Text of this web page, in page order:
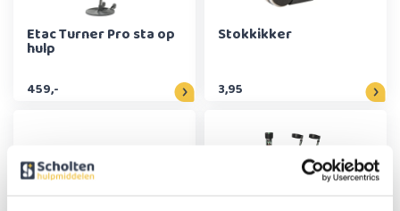
Etac Turner Pro sta op
hulp
459,-
Stokkikker
3,95